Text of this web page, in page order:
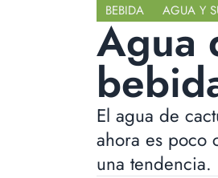
BEBIDA
AGUA Y
Agua
El agua de
ahora es poco
una tendencia.